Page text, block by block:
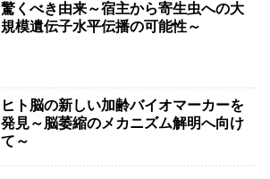
驚くべき由来～宿主から寄生虫への大
規模遺伝子水平伝播の可能性～
ヒト脳の新しい加齢バイオマーカーを
発見～脳萎縮のメカニズム解明へ向け
て～